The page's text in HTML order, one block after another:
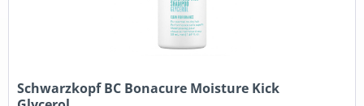
Schwarzkopf BC Bonacure Moisture Kick